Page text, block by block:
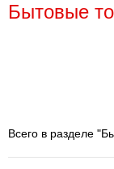
Бытовые
Всего в разделе